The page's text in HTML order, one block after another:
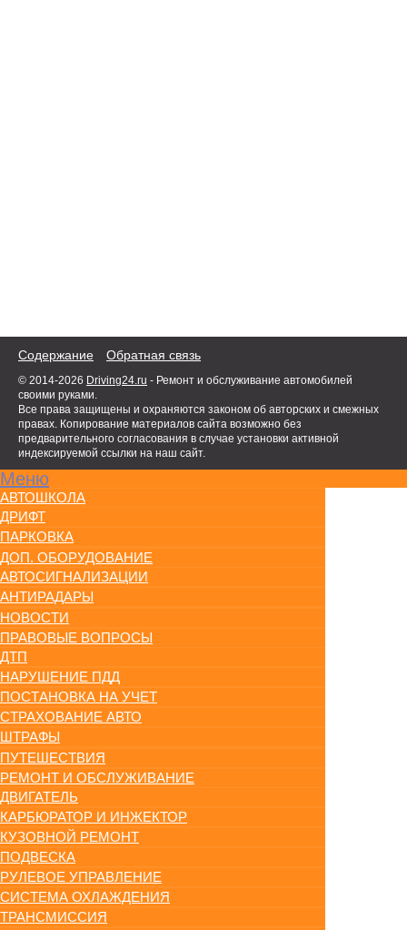
Содержание Обратная связь
© 2014-2026 Driving24.ru - Ремонт и обслуживание автомобилей
своими руками.
Все права защищены и охраняются законом об авторских и смежных
правах. Копирование материалов сайта возможно без
предварительного согласования в случае установки активной
индексируемой ссылки на наш сайт.
Меню
АВТОШКОЛА
ДРИФТ
ПАРКОВКА
ДОП. ОБОРУДОВАНИЕ
АВТОСИГНАЛИЗАЦИИ
АНТИРАДАРЫ
НОВОСТИ
ПРАВОВЫЕ ВОПРОСЫ
ДТП
НАРУШЕНИЕ ПДД
ПОСТАНОВКА НА УЧЕТ
СТРАХОВАНИЕ АВТО
ШТРАФЫ
ПУТЕШЕСТВИЯ
РЕМОНТ И ОБСЛУЖИВАНИЕ
ДВИГАТЕЛЬ
КАРБЮРАТОР И ИНЖЕКТОР
КУЗОВНОЙ РЕМОНТ
ПОДВЕСКА
РУЛЕВОЕ УПРАВЛЕНИЕ
СИСТЕМА ОХЛАЖДЕНИЯ
ТРАНСМИССИЯ